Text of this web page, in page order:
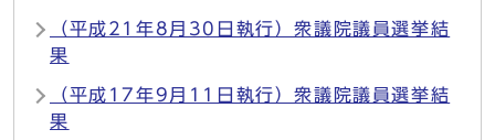
（平成21年8月30日執行）衆議院議員選挙結
果
（平成17年9月11日執行）衆議院議員選挙結
果